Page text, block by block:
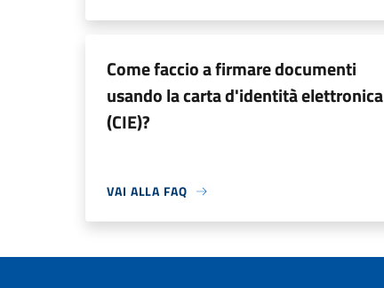
Come faccio a firmare documenti
usando la carta d'identità elettronica
(CIE)?
VAI ALLA FAQ